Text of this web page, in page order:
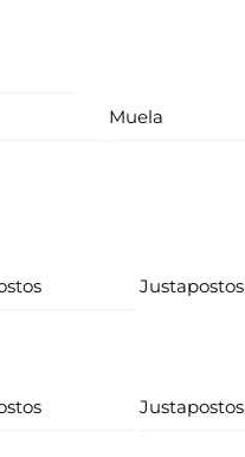
Muela
Justapostos
Justapostos